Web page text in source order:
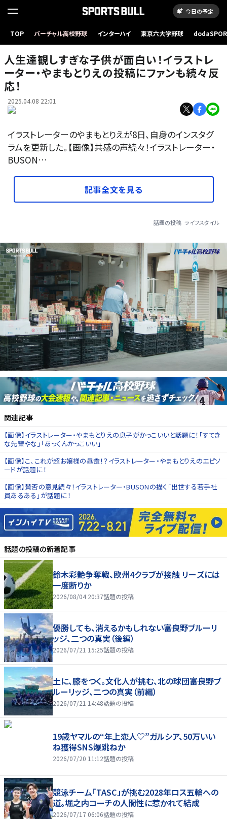
今日の予定
TOP バーチャル高校野球 インターハイ 東京六大学野球
人生達観しすぎな子供が面白い！イラストレ
ーター・やまもとりえの投稿にファンも続々反
応！
2025.04.08 22:01
イラストレーターのやまもとりえが8日、自身のインスタグ
ラムを更新した。【画像】共感の声続々！イラストレーター・
BUSON…
記事全文を見る
話題の投稿 ライフスタイル
関連記事
【画像】イラストレーター・やまもとりえの息子がかっこいいと話題に！「すてき
な先輩やな」「あっくんかっこいい」
【画像】こ、これが超お嬢様の昼食！？イラストレーター・やまもとりえのエピソ
ードが話題に！
【画像】賛否の意見続々！イラストレーター・BUSONの描く「出世する若手社
員あるある」が話題に！
話題の投稿の新着記事
鈴木彩艶争奪戦、欧州4クラブが接触 リーズには
一度断りか
2026/08/04 20:37話題の投稿
優勝しても、消えるかもしれない――富良野ブルーリ
ッジ、二つの真実（後編）
2026/07/21 15:25話題の投稿
土に、膝をつく。文化人が挑む、北の球団――富良野ブ
ルーリッジ、二つの真実（前編）
2026/07/21 14:48話題の投稿
19歳ヤマルの“年上恋人♡”ガルシア、50万いい
ね獲得SNS爆跳ねか
2026/07/20 11:12話題の投稿
競泳チーム「TASC」が挑む2028年ロス五輪への
道。堀之内コーチの人間性に惹かれて結成
2026/07/17 06:06話題の投稿